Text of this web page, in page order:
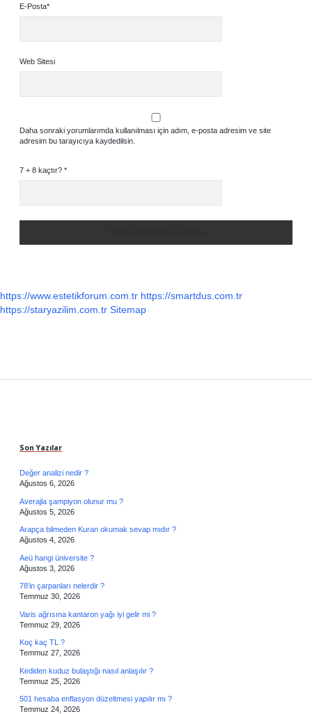
E-Posta*
Web Sitesi
Daha sonraki yorumlarımda kullanılması için adım, e-posta adresim ve site
adresim bu tarayıcıya kaydedilsin.
7 + 8 kaçtır? *
https://www.estetikforum.com.tr https://smartdus.com.tr
https://staryazilim.com.tr Sitemap
Son Yazılar
Değer analizi nedir ?
Ağustos 6, 2026
Averajla şampiyon olunur mu ?
Ağustos 5, 2026
Arapça bilmeden Kuran okumak sevap mıdır ?
Ağustos 4, 2026
Aeü hangi üniversite ?
Ağustos 3, 2026
78’in çarpanları nelerdir ?
Temmuz 30, 2026
Varis ağrısına kantaron yağı iyi gelir mi ?
Temmuz 29, 2026
Koç kaç TL ?
Temmuz 27, 2026
Kediden kuduz bulaştığı nasıl anlaşılır ?
Temmuz 25, 2026
501 hesaba enflasyon düzeltmesi yapılır mı ?
Temmuz 24, 2026